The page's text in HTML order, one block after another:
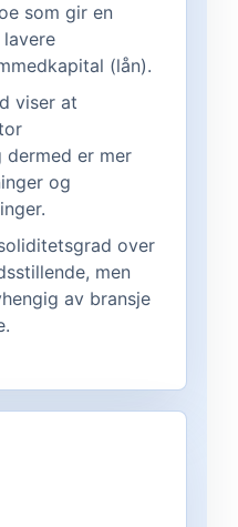
som gir en
(lån).
viser at
dermed er mer
og
over
men
av bransje